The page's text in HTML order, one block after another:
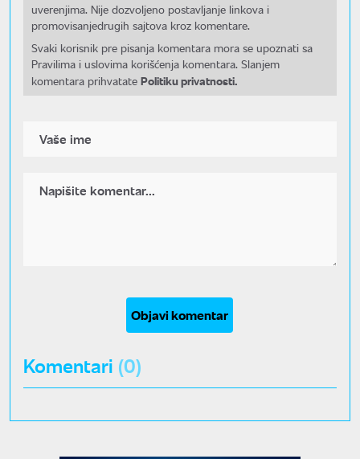
uverenjima. Nije dozvoljeno postavljanje linkova i
promovisanjedrugih sajtova kroz komentare.
Svaki korisnik pre pisanja komentara mora se upoznati sa
Pravilima i uslovima korišćenja komentara. Slanjem
komentara prihvatate Politiku privatnosti.
Objavi komentar
Komentari (0)